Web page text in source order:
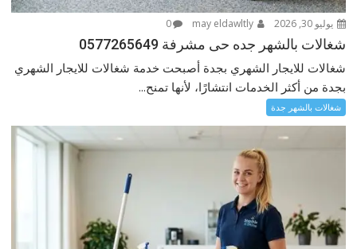
يوليو 30, 2026 may eldawltly
0
شغالات بالشهر جده حى مشرفة 0577265649
شغالات للايجار الشهري بجدة أصبحت خدمة شغالات للايجار الشهري
بجدة من أكثر الخدمات انتشارًا، لأنها تمنح...
شغالات بالشهر جدة